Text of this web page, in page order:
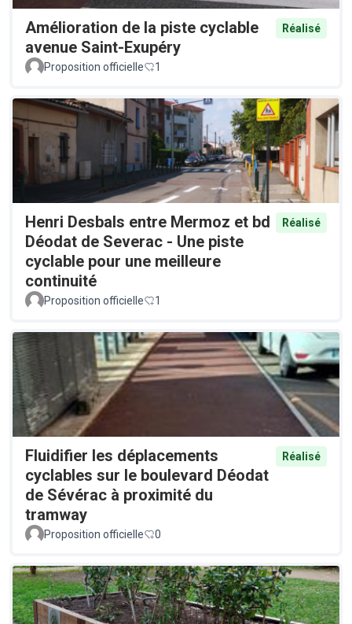
Amélioration de la piste cyclable
avenue Saint-Exupéry
Réalisé
Proposition officielle 1
Henri Desbals entre Mermoz et bd
Déodat de Severac - Une piste
cyclable pour une meilleure
continuité
Réalisé
Proposition officielle 1
Fluidifier les déplacements
cyclables sur le boulevard Déodat
de Sévérac à proximité du
tramway
Réalisé
Proposition officielle 0